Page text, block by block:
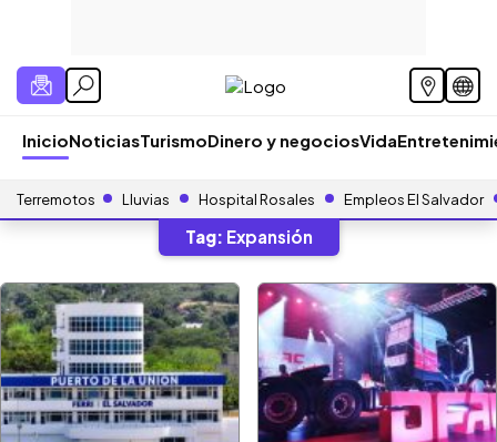
InicioNoticiasTurismoDinero y negociosVida
Terremotos Lluvias Hospital Rosales Empleos El Salvador
Tag: Expansión